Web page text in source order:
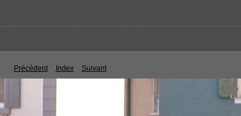
Précédent Index Suivant